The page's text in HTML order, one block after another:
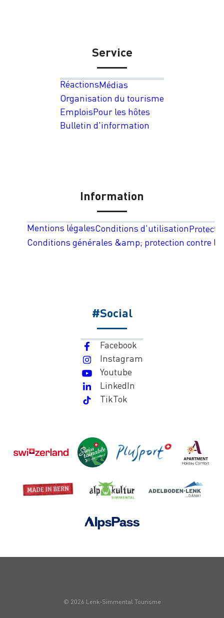
Service
RéactionsMédias
Organisation du tourisme
EmploisPour les hôtes
Bulletin d'information
Information
Mentions légalesConditions d'utilisation
Conditions générales &amp; protection contre
#Social
Facebook
Instagram
Youtube
LinkedIn
TikTok
© 2026 Lenk-Simmental Tourisme